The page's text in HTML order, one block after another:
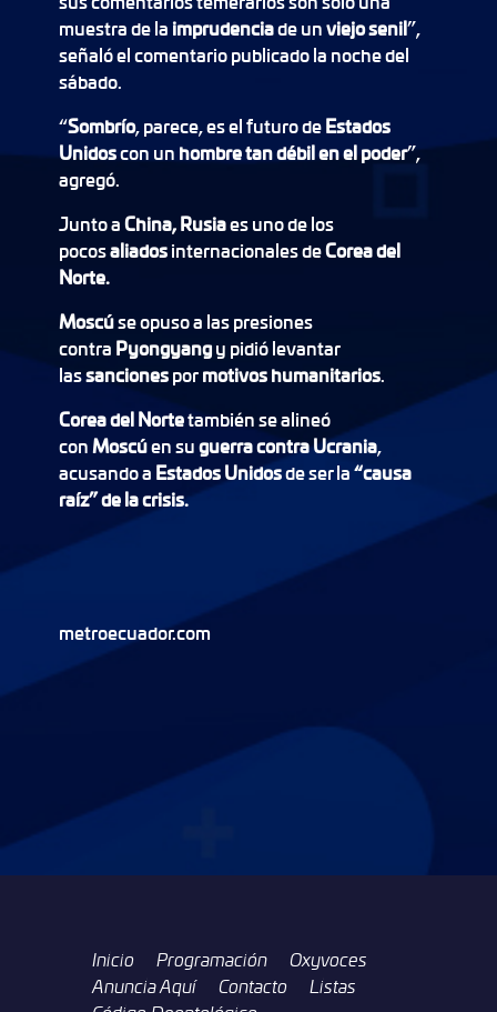
muestra de la imprudenciade unviejo senil”,
señaló el comentario publicado la noche del
sábado.
“Sombrío, parece, es el futuro deEstados
Unidoscon un hombre tan débil en el poder”,
agregó.
Junto aChina, Rusiaes uno de los
pocosaliadosinternacionales deCorea del
Norte.
Moscúse opuso a las presiones
contra Pyongyangy pidió levantar
lassancionespormotivos humanitarios.
Corea del Nortetambién se alineó
conMoscúen suguerra contra Ucrania,
acusando a Estados Unidosde ser la“causa
raíz” de la crisis.
metroecuador.com
Inicio Programación
Oxyvoces
Anuncia Aquí
Contacto
Listas